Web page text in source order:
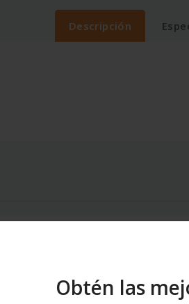
Obtén las
Descripción